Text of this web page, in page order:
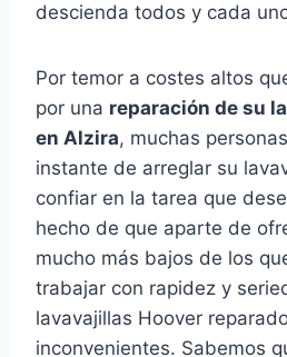
descienda todos y cada
Por temor a costes altos
por una reparación de su
en Alzira, muchas
instante de arreglar su
confiar en la tarea que
hecho de que aparte de
mucho más bajos de los
trabajar con rapidez y
lavavajillas Hoover
inconvenientes. Sabemos